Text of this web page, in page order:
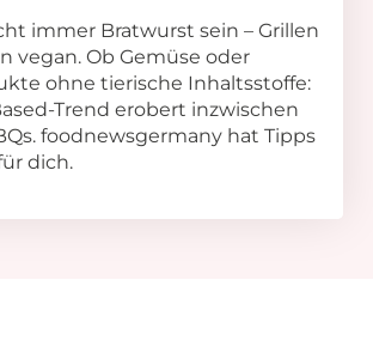
immer Bratwurst sein – Grillen
vegan. Ob Gemüse oder
ohne tierische Inhaltsstoffe:
Trend erobert inzwischen
foodnewsgermany hat Tipps
dich.